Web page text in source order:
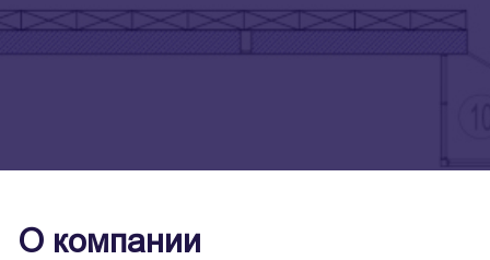
О компании